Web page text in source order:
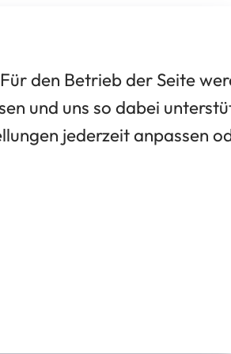
den Betrieb der Seite
und uns so dabei
jederzeit anpassen